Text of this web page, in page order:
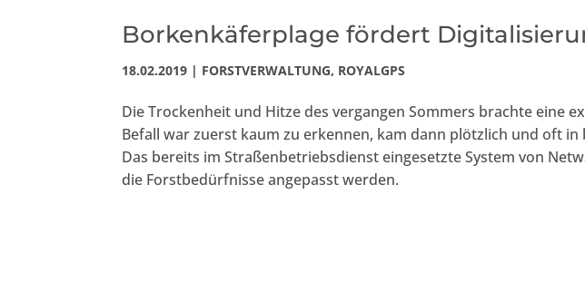
Borkenkäferplage fördert
18.02.2019 | FORSTVERWALTUNG, ROYALGPS
Die Trockenheit und Hitze des vergangen Sommers brachte eine
Befall war zuerst kaum zu erkennen, kam dann plötzlich und oft
Das bereits im Straßenbetriebsdienst eingesetzte System von
die Forstbedürfnisse angepasst werden.